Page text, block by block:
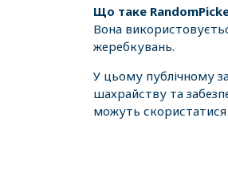
Що таке
Вона
жеребкувань.
У цьому публічному
шахрайству та
можуть